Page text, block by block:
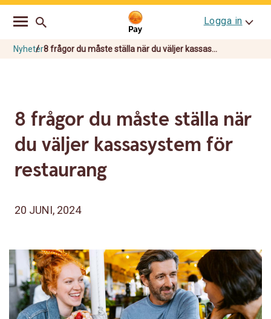
Go
navigation
Skip
Logga in
Nyheter8 frågor du måste ställa när du väljer kassas...
8 frågor du måste ställa när
du väljer kassasystem för
restaurang
20 JUNI, 2024